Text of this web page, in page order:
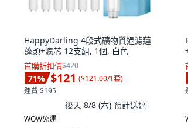
HappyDarling 4段式礦物質過濾蓮
蓬頭+濾芯 12支組, 1個, 白色
首購折扣價$420
71% $121 ($121.00/1套)
運費 $195
後天 8/8 (六) 預計送達
WOW免運